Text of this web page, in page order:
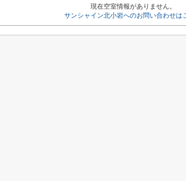
現在空室情報がありません。
サンシャイン北小岩へのお問い合わせは